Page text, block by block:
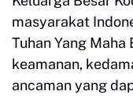
masyarakat
Tuhan Yang
keamanan,
ancaman yang